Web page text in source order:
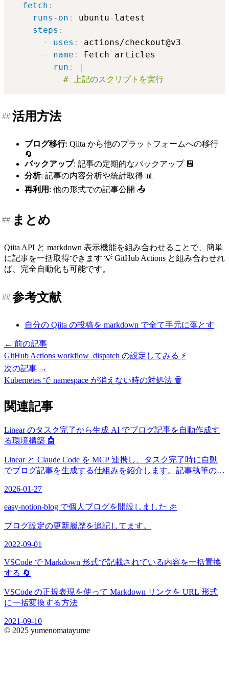
fetch :
runs-on : ubuntu -
steps :
-
uses :
-
name :
run :
          # 上記のスクリプトを実行
活用方法
##
ブログ移行: Qiita から他のプラットフォームへの移行
🔄
バックアップ: 記事の定期的なバックアップ 💾
分析: 記事の内容分析や統計取得 📊
再利用 : 他の形式での記事公開 📤
まとめ
##
Qiita API と markdown 表示機能を組み合わせることで、簡単
に記事を一括取得できます 💡 GitHub Actions と組み合わせれ
ば、完全自動化も可能です。
参考文献
##
自分の Qiita の投稿を markdown で全て手元に落とす
← 前の記事
GitHub Actions workflow_dispatch の設定してみる ⚡
次の記事 →
Kubernetes で namespace が消えない時の対処法 🗑️
関連記事
Linear のタスク完了から生成 AI でブログ記事を自動作成す
る環境構築 🤖
Linear と Claude Code を MCP 連携し、タスク完了時に自動
でブログ記事を生成する仕組みを紹介します。記事執筆のハ
2026-01-27
easy-notion-blog で個人ブログを開設しました 🎉
ブログ設定の更新履歴を追記してます。
2022-09-01
VSCode で Markdown 形式で記載されている内容を一括置換
する 🔄
VSCode の正規表現を使って Markdown リンクを URL 形式
に一括変換する方法
2021-09-10
© 2025 yumenomatayume